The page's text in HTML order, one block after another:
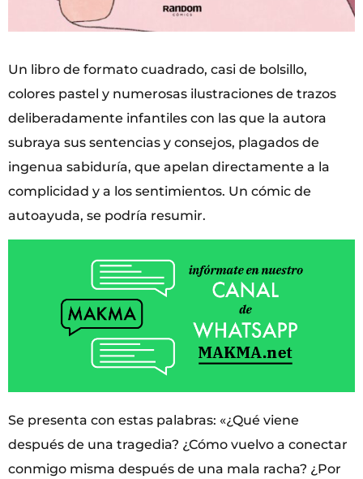
Un libro de formato cuadrado, casi de bolsillo,
colores pastel y numerosas ilustraciones de trazos
deliberadamente infantiles con las que la autora
subraya sus sentencias y consejos, plagados de
ingenua sabiduría, que apelan directamente a la
complicidad y a los sentimientos. Un cómic de
autoayuda, se podría resumir.
Se presenta con estas palabras: «¿Qué viene
después de una tragedia? ¿Cómo vuelvo a conectar
conmigo misma después de una mala racha? ¿Por